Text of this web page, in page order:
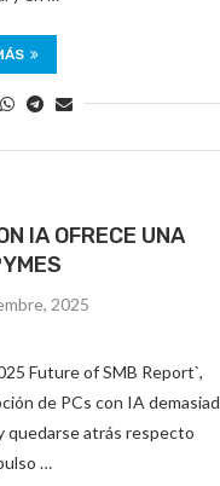
IA OFRECE UNA
2025
Future of SMB Report`,
de PCs con IA
quedarse atrás respecto
…